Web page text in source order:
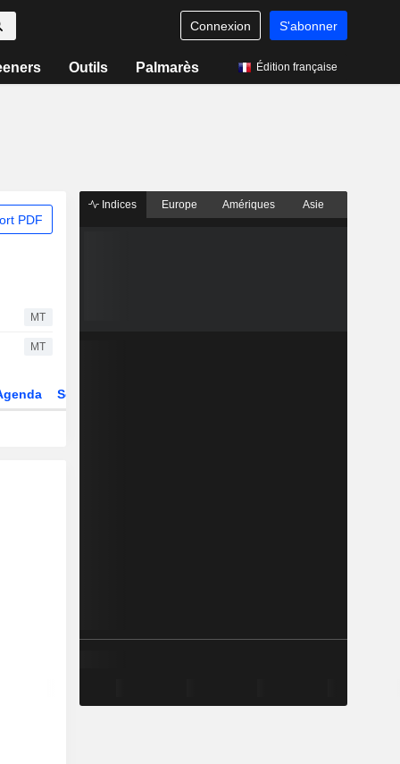
Connexion S'abonner
Outils Palmarès Édition française
PDF
MT
MT
Secteur
Indices Europe Amériques Asie